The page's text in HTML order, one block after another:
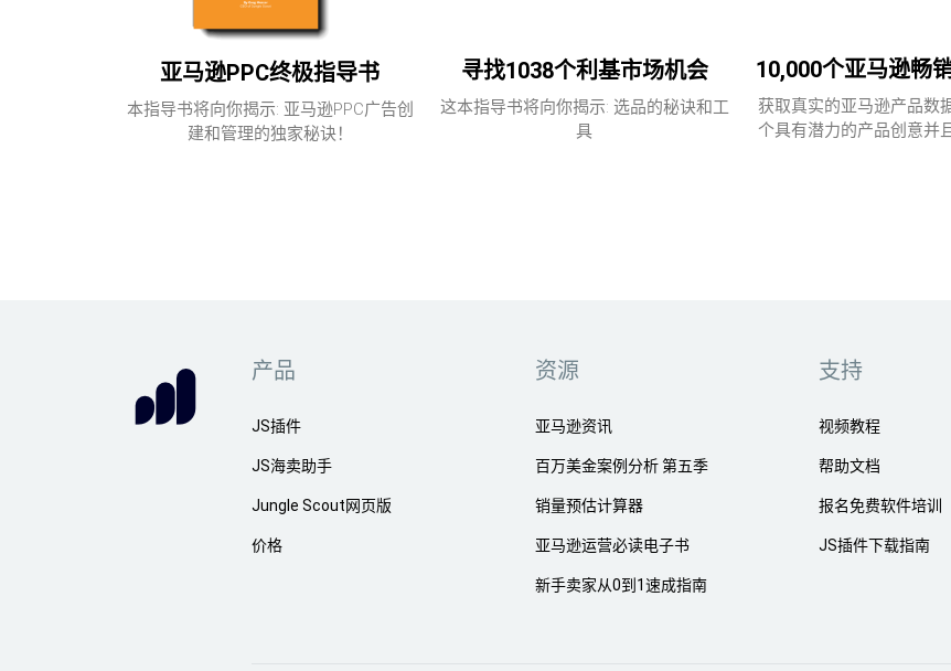
亚马逊PPC终极指导书
本指导书将向你揭示: 亚马逊PPC广告创
建和管理的独家秘诀！
寻找1038个利基市场机会
这本指导书将向你揭示: 选品的秘诀和工
具
10,000个亚马逊畅
获取真实的亚马逊产品数
个具有潜力的产品创意并
产品
JS插件
JS海卖助手
Jungle Scout网页版
价格
资源
亚马逊资讯
百万美金案例分析 第五季
销量预估计算器
亚马逊运营必读电子书
新手卖家从0到1速成指南
支持
视频教程
帮助文档
报名免费软件培训
JS插件下载指南